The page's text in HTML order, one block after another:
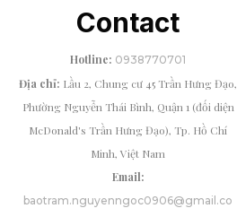
Contact
Hotline: 0938770701
Địa chỉ: Lầu 2, Chung cư 45 Trần Hưng Đạo,
Phường Nguyễn Thái Bình, Quận 1 (đối diện
McDonald's Trần Hưng Đạo), Tp. Hồ Chí
Minh, Việt Nam
Email:
baotram.nguyenngoc0906@gmail.co